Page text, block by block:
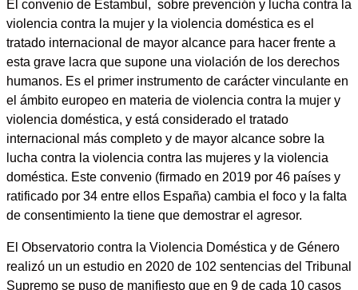
El convenio de Estambul, sobre prevención y lucha contra la
violencia contra la mujer y la violencia doméstica es el
tratado internacional de mayor alcance para hacer frente a
esta grave lacra que supone una violación de los derechos
humanos. Es el primer instrumento de carácter vinculante en
el ámbito europeo en materia de violencia contra la mujer y
violencia doméstica, y está considerado el tratado
internacional más completo y de mayor alcance sobre la
lucha contra la violencia contra las mujeres y la violencia
doméstica. Este convenio (firmado en 2019 por 46 países y
ratificado por 34 entre ellos España) cambia el foco y la falta
de consentimiento la tiene que demostrar el agresor.
El Observatorio contra la Violencia Doméstica y de Género
realizó un un estudio en 2020 de 102 sentencias del Tribunal
Supremo se puso de manifiesto que en 9 de cada 10 casos